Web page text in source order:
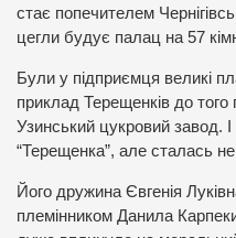
стає попечителем
цегли будує палац на 57
Були у підприємця великі
приклад Терещенків до
Узинський цукровий завод.
“Терещенка”, але сталась
Його дружина Євгенія
племінником Данила